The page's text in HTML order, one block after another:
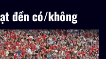
đền có/không